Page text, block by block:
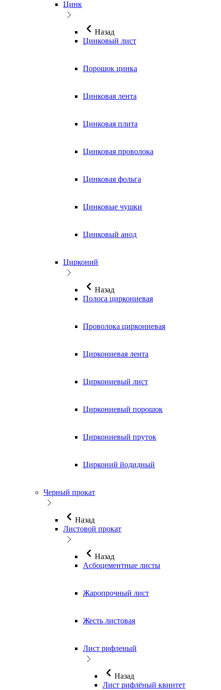
Цинк
Назад
Цинковый лист
Порошок цинка
Цинковая лента
Цинковая плита
Цинковая проволока
Цинковая фольга
Цинковые чушки
Цинковый анод
Цирконий
Назад
Полоса циркониевая
Проволока циркониевая
Циркониевая лента
Циркониевый лист
Циркониевый порошок
Циркониевый пруток
Цирконий йодидный
Черный прокат
Назад
Листовой прокат
Назад
Асбоцементные листы
Жаропрочный лист
Жесть листовая
Лист рифленый
Назад
Лист рифлёный квинтет